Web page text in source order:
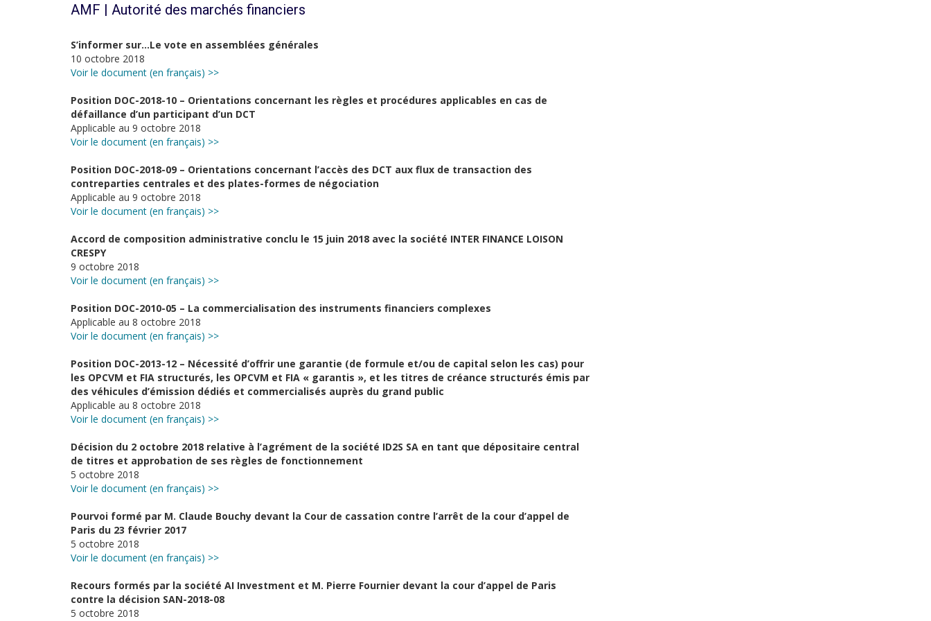
AMF | Autorité des marchés financiers
S’informer sur…Le vote en assemblées générales
10 octobre 2018
Voir le document (en français) >>
Position DOC-2018-10 – Orientations concernant les règles et procédures applicables en cas de
défaillance d’un participant d’un DCT
Applicable au 9 octobre 2018
Voir le document (en français) >>
Position DOC-2018-09 – Orientations concernant l’accès des DCT aux flux de transaction des
contreparties centrales et des plates-formes de négociation
Applicable au 9 octobre 2018
Voir le document (en français) >>
Accord de composition administrative conclu le 15 juin 2018 avec la société INTER FINANCE LOISON
CRESPY
9 octobre 2018
Voir le document (en français) >>
Position DOC-2010-05 – La commercialisation des instruments financiers complexes
Applicable au 8 octobre 2018
Voir le document (en français) >>
Position DOC-2013-12 – Nécessité d’offrir une garantie (de formule et/ou de capital selon les cas) pour
les OPCVM et FIA structurés, les OPCVM et FIA « garantis », et les titres de créance structurés émis par
des véhicules d’émission dédiés et commercialisés auprès du grand public
Applicable au 8 octobre 2018
Voir le document (en français) >>
Décision du 2 octobre 2018 relative à l’agrément de la société ID2S SA en tant que dépositaire central
de titres et approbation de ses règles de fonctionnement
5 octobre 2018
Voir le document (en français) >>
Pourvoi formé par M. Claude Bouchy devant la Cour de cassation contre l’arrêt de la cour d’appel de
Paris du 23 février 2017
5 octobre 2018
Voir le document (en français) >>
Recours formés par la société AI Investment et M. Pierre Fournier devant la cour d’appel de Paris
contre la décision SAN-2018-08
5 octobre 2018